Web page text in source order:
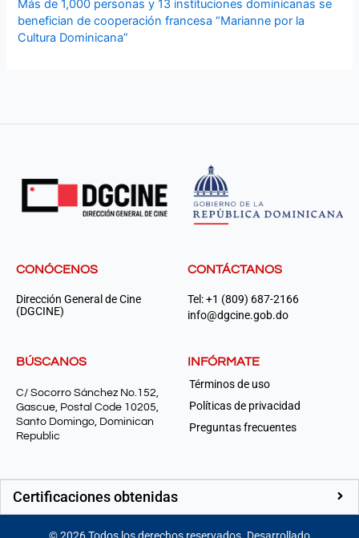
Más de 1,000 personas y 13 instituciones dominicanas se
benefician de cooperación francesa “Marianne por la
Cultura Dominicana”
CONÓCENOS
Dirección General de Cine
(DGCINE)
CONTÁCTANOS
Tel: +1 (809) 687-2166
info@dgcine.gob.do
BÚSCANOS
C/ Socorro Sánchez No.152,
Gascue, Postal Code 10205,
Santo Domingo, Dominican
Republic
INFÓRMATE
Términos de uso
Políticas de privacidad
Preguntas frecuentes
Certificaciones obtenidas